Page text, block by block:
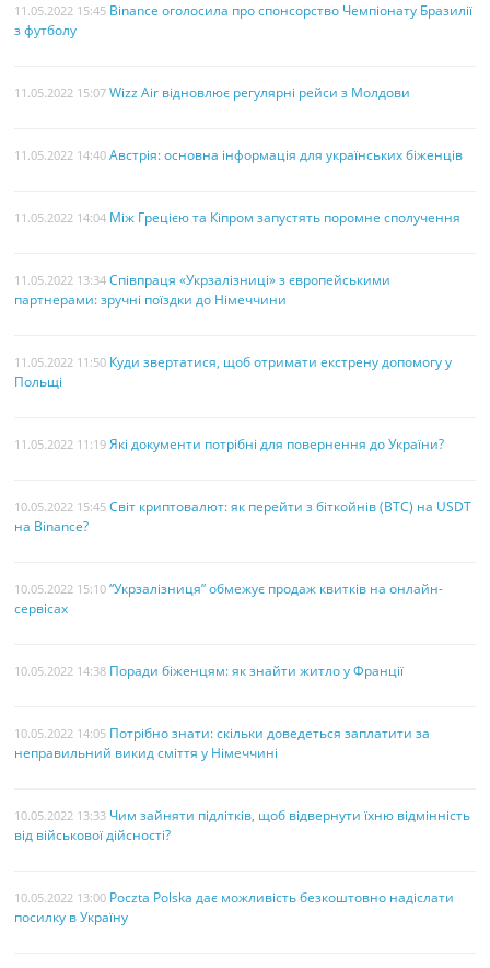
11.05.2022 15:45 Binance оголосила про спонсорство Чемпіонату Бразилії
з футболу
11.05.2022 15:07 Wizz Air відновлює регулярні рейси з Молдови
11.05.2022 14:40 Австрія: основна інформація для українських біженців
11.05.2022 14:04 Між Грецією та Кіпром запустять поромне сполучення
11.05.2022 13:34 Співпраця «Укрзалізниці» з європейськими
партнерами: зручні поїздки до Німеччини
11.05.2022 11:50 Куди звертатися, щоб отримати екстрену допомогу у
Польщі
11.05.2022 11:19 Які документи потрібні для повернення до України?
10.05.2022 15:45 Світ криптовалют: як перейти з біткойнів (BTC) на USDT
на Binance?
10.05.2022 15:10 “Укрзалізниця” обмежує продаж квитків на онлайн-
сервісах
10.05.2022 14:38 Поради біженцям: як знайти житло у Франції
10.05.2022 14:05 Потрібно знати: скільки доведеться заплатити за
неправильний викид сміття у Німеччині
10.05.2022 13:33 Чим зайняти підлітків, щоб відвернути їхню відмінність
від військової дійсності?
10.05.2022 13:00 Poczta Polska дає можливість безкоштовно надіслати
посилку в Україну